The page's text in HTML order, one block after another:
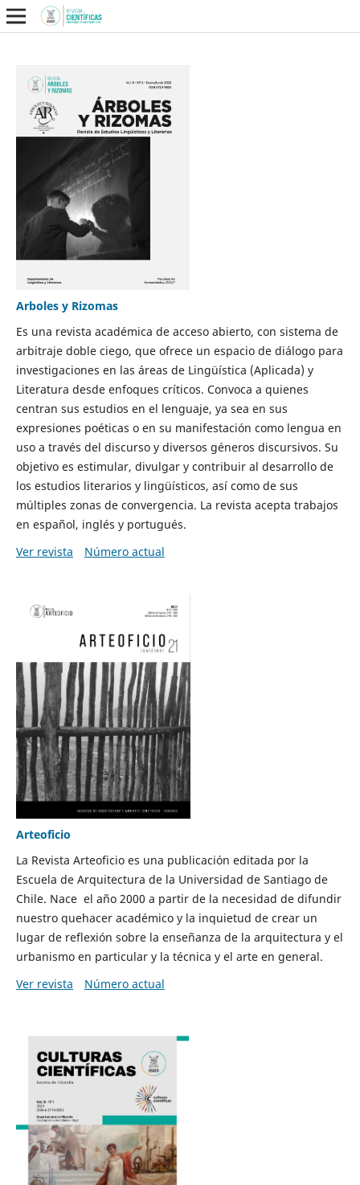
Arboles y Rizomas
Es una revista académica de acceso abierto, con sistema de
arbitraje doble ciego, que ofrece un espacio de diálogo para
investigaciones en las áreas de Lingüística (Aplicada) y
Literatura desde enfoques críticos. Convoca a quienes
centran sus estudios en el lenguaje, ya sea en sus
expresiones poéticas o en su manifestación como lengua en
uso a través del discurso y diversos géneros discursivos. Su
objetivo es estimular, divulgar y contribuir al desarrollo de
los estudios literarios y lingüísticos, así como de sus
múltiples zonas de convergencia. La revista acepta trabajos
en español, inglés y portugués.
Ver revista
Número actual
Arteoficio
La Revista Arteoficio es una publicación editada por la
Escuela de Arquitectura de la Universidad de Santiago de
Chile. Nace el año 2000 a partir de la necesidad de difundir
nuestro quehacer académico y la inquietud de crear un
lugar de reflexión sobre la enseñanza de la arquitectura y el
urbanismo en particular y la técnica y el arte en general.
Ver revista
Número actual